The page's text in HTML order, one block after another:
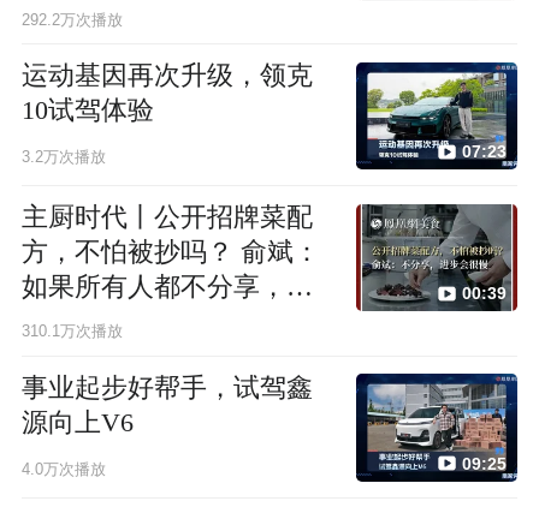
292.2万次播放
运动基因再次升级，领克
10试驾体验
3.2万次播放 07:23
主厨时代丨公开招牌菜配
方，不怕被抄吗？ 俞斌：
如果所有人都不分享，进
步会很慢
310.1万次播放
00:39
事业起步好帮手，试驾鑫
源向上V6
4.0万次播放 09:25